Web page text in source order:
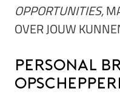
OPPORTUNITIES,
OVER JOUW
Personal